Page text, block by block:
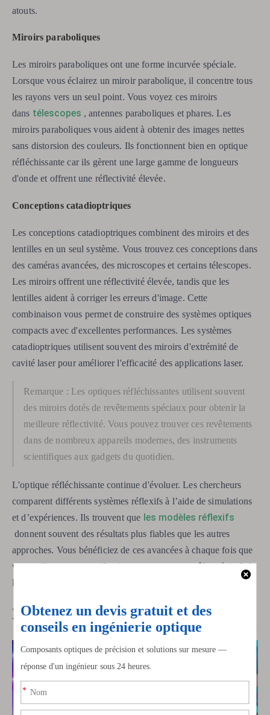
atouts.
Miroirs paraboliques
Les miroirs paraboliques ont une forme incurvée spéciale.
Lorsque vous éclairez un miroir parabolique, il concentre tous
les rayons vers un seul point. Vous voyez ces miroirs
dans télescopes , antennes paraboliques et phares. Les
miroirs paraboliques vous aident à obtenir des images nettes
sans distorsion des couleurs. Ils fonctionnent bien en optique
réfléchissante car ils gèrent une large gamme de longueurs
d'onde et offrent une réflectivité élevée.
Conceptions catadioptriques
Les conceptions catadioptriques combinent des miroirs et des
lentilles en un seul système. Vous trouvez ces conceptions dans
des caméras avancées, des microscopes et certains télescopes.
Les miroirs offrent une réflectivité élevée, tandis que les
lentilles aident à corriger les erreurs d'image. Cette
combinaison vous permet de construire des systèmes optiques
compacts avec d'excellentes performances. Les systèmes
catadioptriques utilisent souvent des miroirs d'extrémité de
cavité laser pour améliorer l'efficacité des applications laser.
Remarque : Les optiques réfléchissantes utilisent souvent
des miroirs dotés de revêtements spéciaux pour obtenir la
meilleure réflectivité. Vous pouvez trouver ces revêtements
dans de nombreux appareils modernes, des instruments
scientifiques aux gadgets du quotidien.
L'optique réfléchissante continue d'évoluer. Les chercheurs
comparent différents systèmes réflexifs à l’aide de simulations
et d’expériences. Ils trouvent que les modèles réflexifs
donnent souvent des résultats plus fiables que les autres
approches. Vous bénéficiez de ces avancées à chaque fois que
vous utilisez un appareil qui repose sur un contrôle précis de la
lumière.
Lentille réfléchissante ou réfractive